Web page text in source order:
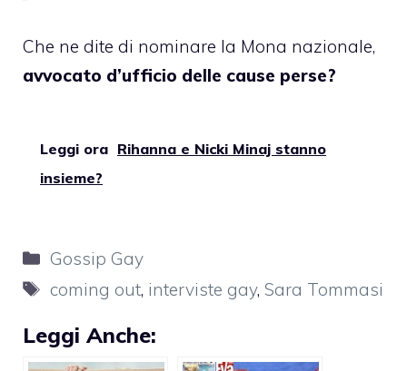
Che ne dite di nominare la Mona nazionale,
avvocato d’ufficio delle cause perse?
Leggi ora Rihanna e Nicki Minaj stanno
insieme?
Categorie
Gossip Gay
Tag
coming out, interviste gay,Sara Tommasi
Leggi Anche: